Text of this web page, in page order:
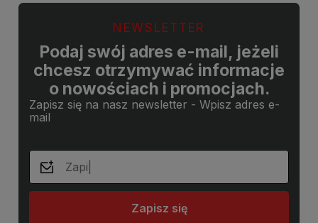
NEWSLETTER
Podaj swój adres e-mail, jeżeli
chcesz otrzymywać informacje
o nowościach i promocjach.
Zapisz się na nasz newsletter - Wpisz adres e-
mail
Zapisz się